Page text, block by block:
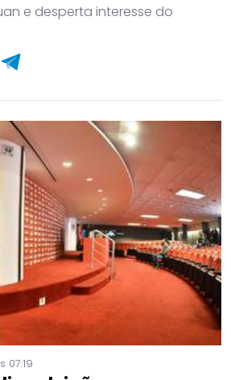
e desperta interesse do
07:19